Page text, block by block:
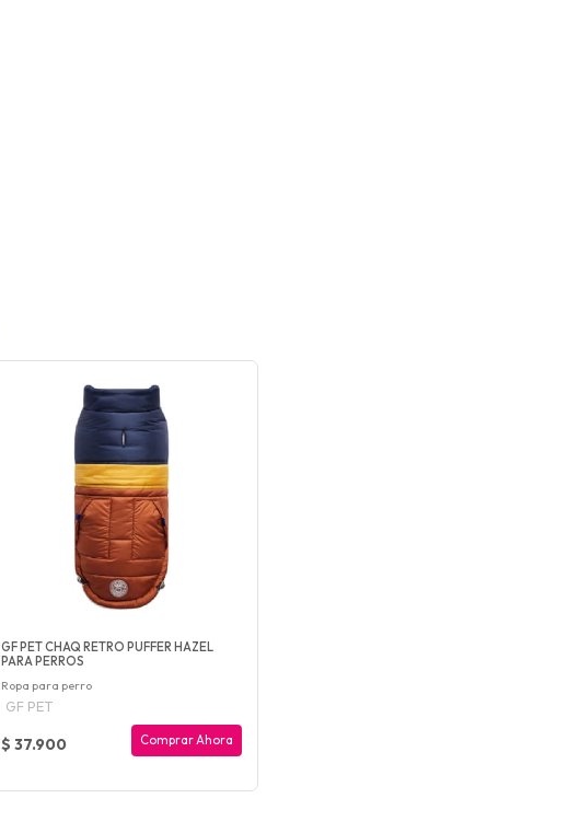
GF PET CHAQ RETRO PUFFER HAZEL
PARA PERROS
Ropa para perro
GF PET
$ 37.900 Comprar Ahora